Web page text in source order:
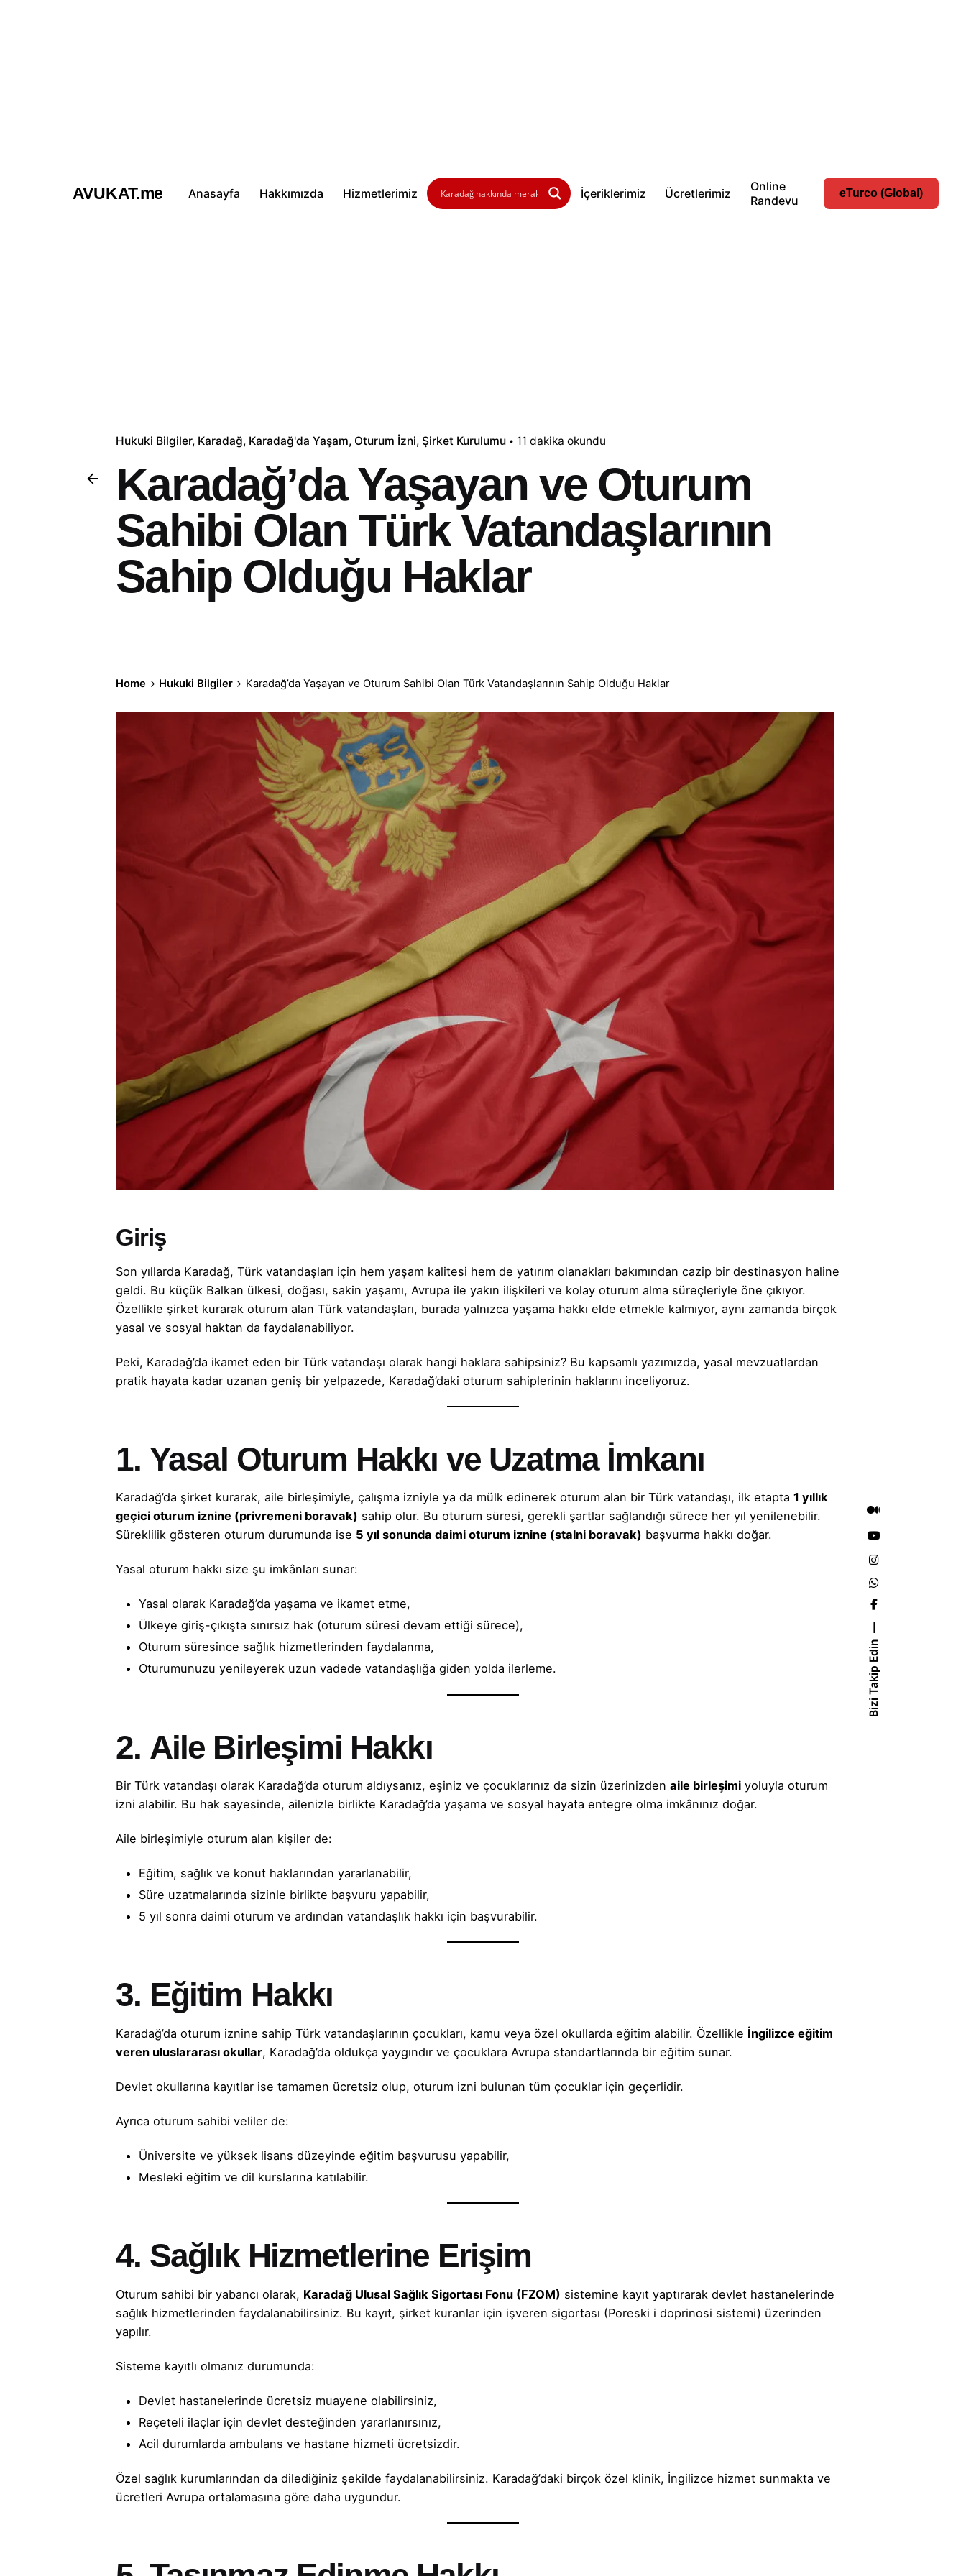
Bizi Takip Edin
AVUKAT.me Anasayfa Hakkımızda Hizmetlerimiz İçeriklerimiz Ücretlerimiz
Online
Randevu
eTurco (Global)
Hukuki Bilgiler Karadağ Karadağ'da Yaşam Oturum İzni Şirket Kurulumu 11 dakika okundu
Karadağ’da Yaşayan ve Oturum
Sahibi Olan Türk Vatandaşlarının
Sahip Olduğu Haklar
Home Hukuki Bilgiler Karadağ’da Yaşayan ve Oturum Sahibi Olan Türk Vatandaşlarının Sahip Olduğu Haklar
Giriş
Son yıllarda Karadağ, Türk vatandaşları için hem yaşam kalitesi hem de yatırım olanakları bakımından cazip bir destinasyon haline
geldi. Bu küçük Balkan ülkesi, doğası, sakin yaşamı, Avrupa ile yakın ilişkileri ve kolay oturum alma süreçleriyle öne çıkıyor.
Özellikle şirket kurarak oturum alan Türk vatandaşları, burada yalnızca yaşama hakkı elde etmekle kalmıyor, aynı zamanda birçok
yasal ve sosyal haktan da faydalanabiliyor.
Peki, Karadağ’da ikamet eden bir Türk vatandaşı olarak hangi haklara sahipsiniz? Bu kapsamlı yazımızda, yasal mevzuatlardan
pratik hayata kadar uzanan geniş bir yelpazede, Karadağ’daki oturum sahiplerinin haklarını inceliyoruz.
1. Yasal Oturum Hakkı ve Uzatma İmkanı
Karadağ’da şirket kurarak, aile birleşimiyle, çalışma izniyle ya da mülk edinerek oturum alan bir Türk vatandaşı, ilk etapta1 yıllık
geçici oturum iznine (privremeni boravak) sahip olur. Bu oturum süresi, gerekli şartlar sağlandığı sürece her yıl yenilenebilir.
Süreklilik gösteren oturum durumunda ise 5 yıl sonunda daimi oturum iznine (stalni boravak) başvurma hakkı doğar.
Yasal oturum hakkı size şu imkânları sunar:
Yasal olarak Karadağ’da yaşama ve ikamet etme,
Ülkeye giriş-çıkışta sınırsız hak (oturum süresi devam ettiği sürece),
Oturum süresince sağlık hizmetlerinden faydalanma,
Oturumunuzu yenileyerek uzun vadede vatandaşlığa giden yolda ilerleme.
2. Aile Birleşimi Hakkı
Bir Türk vatandaşı olarak Karadağ’da oturum aldıysanız, eşiniz ve çocuklarınız da sizin üzerinizdenaile birleşimi yoluyla oturum
izni alabilir. Bu hak sayesinde, ailenizle birlikte Karadağ’da yaşama ve sosyal hayata entegre olma imkânınız doğar.
Aile birleşimiyle oturum alan kişiler de:
Eğitim, sağlık ve konut haklarından yararlanabilir,
Süre uzatmalarında sizinle birlikte başvuru yapabilir,
5 yıl sonra daimi oturum ve ardından vatandaşlık hakkı için başvurabilir.
3. Eğitim Hakkı
Karadağ’da oturum iznine sahip Türk vatandaşlarının çocukları, kamu veya özel okullarda eğitim alabilir. Özellikle İngilizce eğitim
veren uluslararası okullar, Karadağ’da oldukça yaygındır ve çocuklara Avrupa standartlarında bir eğitim sunar.
Devlet okullarına kayıtlar ise tamamen ücretsiz olup, oturum izni bulunan tüm çocuklar için geçerlidir.
Ayrıca oturum sahibi veliler de:
Üniversite ve yüksek lisans düzeyinde eğitim başvurusu yapabilir,
Mesleki eğitim ve dil kurslarına katılabilir.
4. Sağlık Hizmetlerine Erişim
Oturum sahibi bir yabancı olarak, Karadağ Ulusal Sağlık Sigortası Fonu (FZOM) sistemine kayıt yaptırarak devlet hastanelerinde
sağlık hizmetlerinden faydalanabilirsiniz. Bu kayıt, şirket kuranlar için işveren sigortası (Poreski i doprinosi sistemi) üzerinden
yapılır.
Sisteme kayıtlı olmanız durumunda:
Devlet hastanelerinde ücretsiz muayene olabilirsiniz,
Reçeteli ilaçlar için devlet desteğinden yararlanırsınız,
Acil durumlarda ambulans ve hastane hizmeti ücretsizdir.
Özel sağlık kurumlarından da dilediğiniz şekilde faydalanabilirsiniz. Karadağ’daki birçok özel klinik, İngilizce hizmet sunmakta ve
ücretleri Avrupa ortalamasına göre daha uygundur.